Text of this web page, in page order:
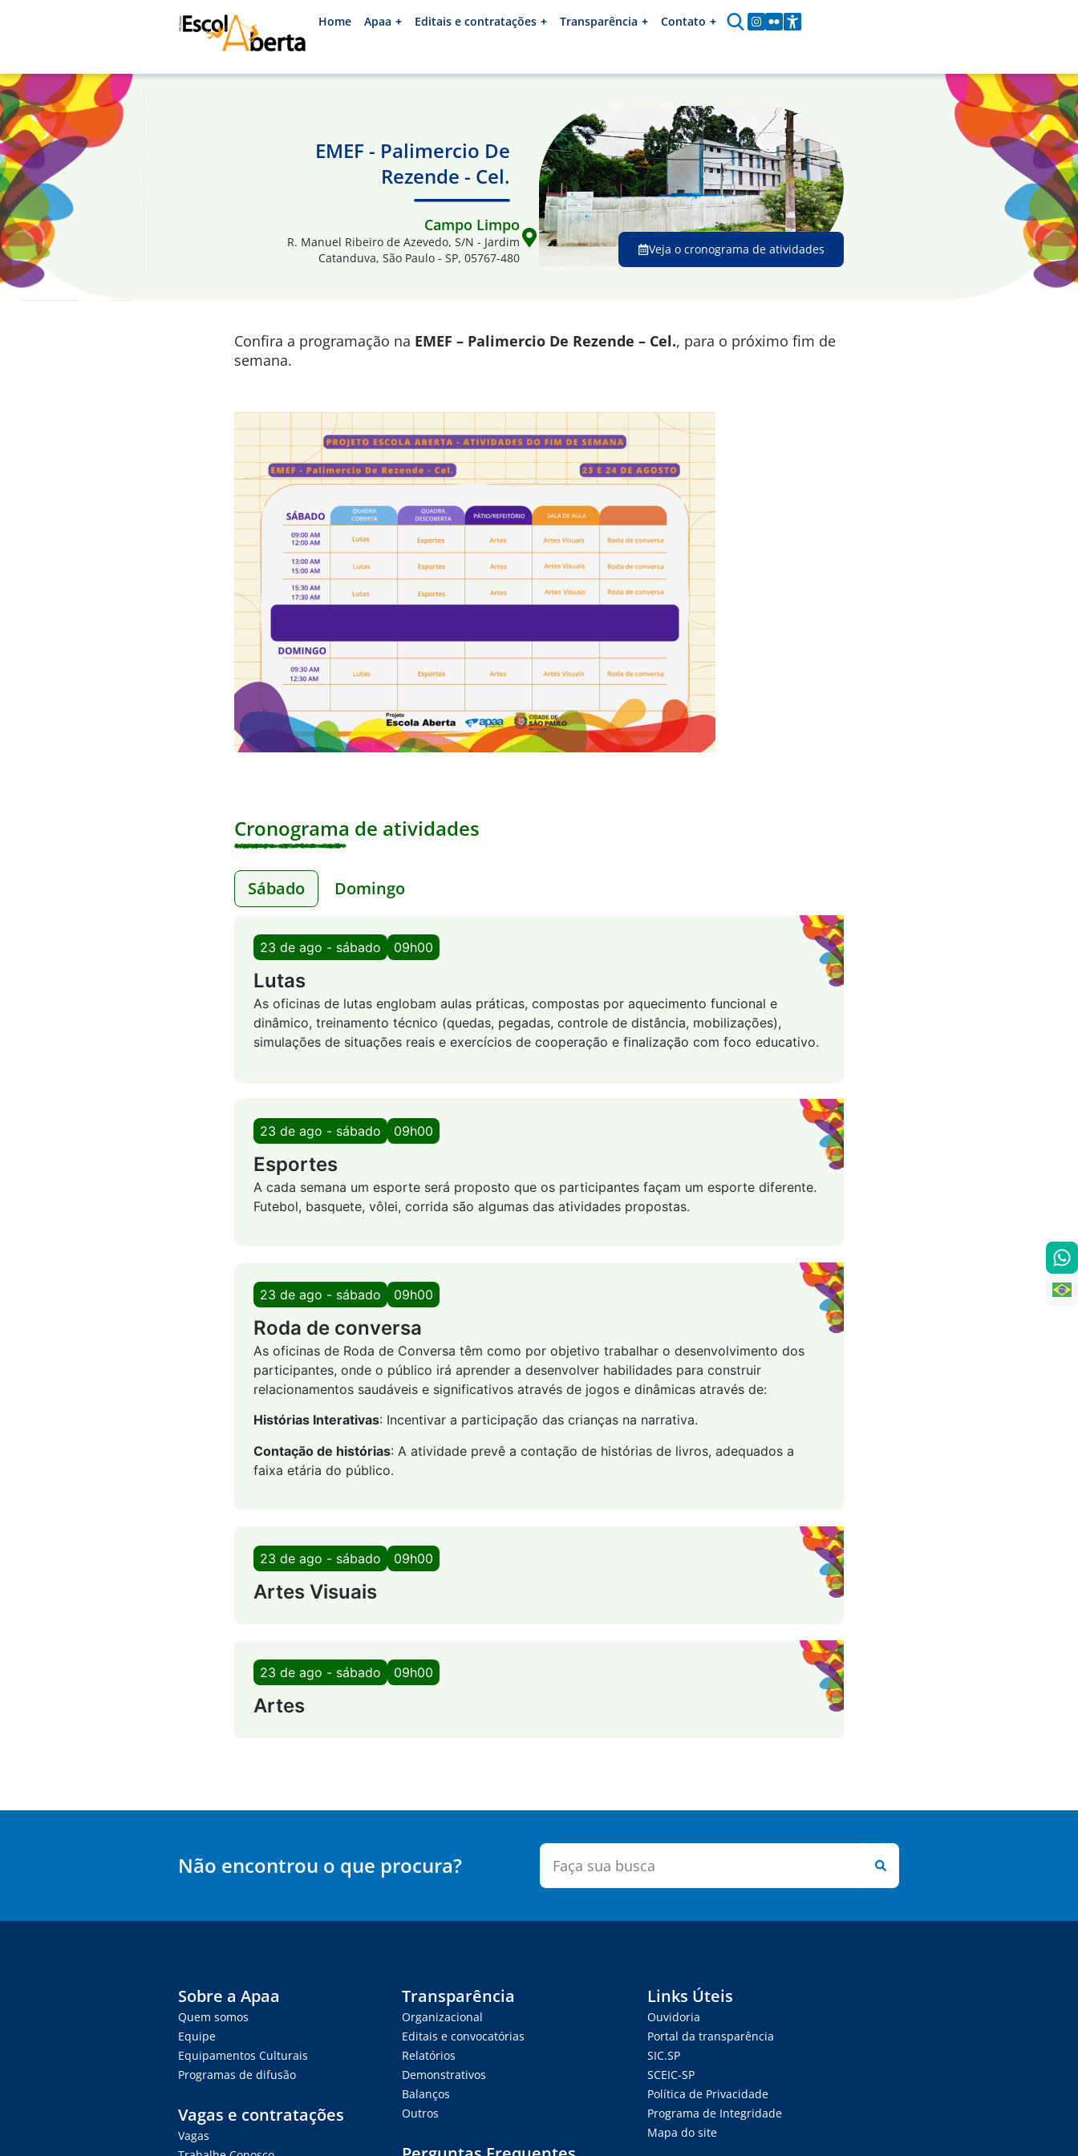
Home Apaa Editais e contratações Transparência Contato
EMEF - Palimercio De
Rezende - Cel.
Campo Limpo
R. Manuel Ribeiro de Azevedo, S/N - Jardim
Catanduva, São Paulo - SP, 05767-480
Veja o cronograma de atividades
Confira a programação na EMEF – Palimercio De Rezende – Cel., para o próximo fim de
semana.
Cronograma de atividades
Sábado Domingo
23 de ago - sábado 09h00
Lutas
As oficinas de lutas englobam aulas práticas, compostas por aquecimento funcional e
dinâmico, treinamento técnico (quedas, pegadas, controle de distância, mobilizações),
simulações de situações reais e exercícios de cooperação e finalização com foco educativo.
23 de ago - sábado 09h00
Esportes
A cada semana um esporte será proposto que os participantes façam um esporte diferente.
Futebol, basquete, vôlei, corrida são algumas das atividades propostas.
23 de ago - sábado 09h00
Roda de conversa
As oficinas de Roda de Conversa têm como por objetivo trabalhar o desenvolvimento dos
participantes, onde o público irá aprender a desenvolver habilidades para construir
relacionamentos saudáveis e significativos através de jogos e dinâmicas através de:
Histórias Interativas: Incentivar a participação das crianças na narrativa.
Contação de histórias: A atividade prevê a contação de histórias de livros, adequados a
faixa etária do público.
23 de ago - sábado 09h00
Artes Visuais
23 de ago - sábado 09h00
Artes
Não encontrou o que procura?
Sobre a Apaa
Quem somos
Equipe
Equipamentos Culturais
Programas de difusão
Vagas e contratações
Vagas
Transparência
Organizacional
Editais e convocatórias
Relatórios
Demonstrativos
Balanços
Outros
Links Úteis
Ouvidoria
Portal da transparência
SIC.SP
SCEIC-SP
Política de Privacidade
Programa de Integridade
Mapa do site